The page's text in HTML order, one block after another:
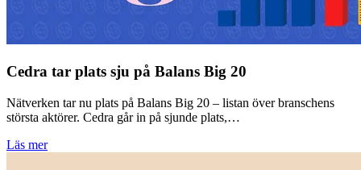
Cedra tar plats sju på Balans Big 20
Nätverken tar nu plats på Balans Big 20 – listan över branschens
största aktörer. Cedra går in på sjunde plats,…
Läs mer